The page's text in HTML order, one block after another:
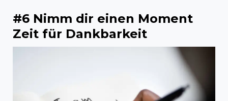
#6 Nimm dir einen Moment
Zeit für Dankbarkeit